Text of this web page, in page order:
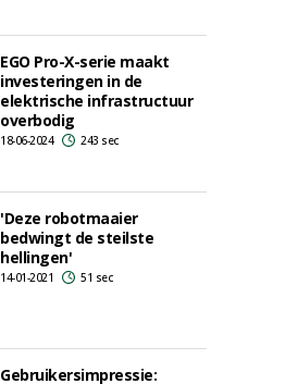
EGO Pro-X-serie maakt
investeringen in de
elektrische infrastructuur
overbodig
18-06-2024 243 sec
'Deze robotmaaier
bedwingt de steilste
hellingen'
14-01-2021 51 sec
Gebruikersimpressie: